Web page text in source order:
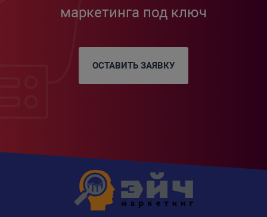
маркетинга под ключ
ОСТАВИТЬ ЗАЯВКУ